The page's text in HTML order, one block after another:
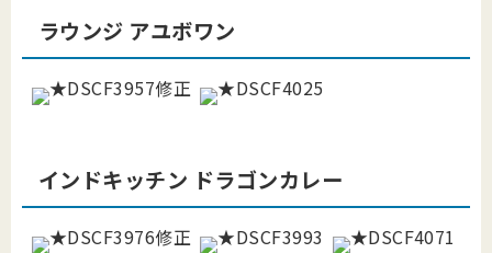
ラウンジ アユボワン
インドキッチン ドラゴンカレー